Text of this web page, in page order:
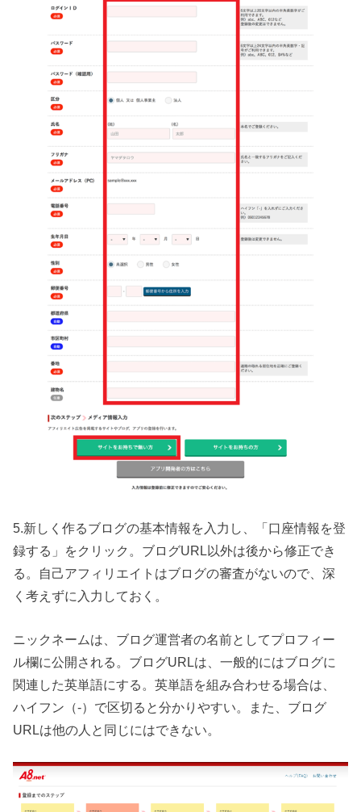
5.新しく作るブログの基本情報を入力し、「口座情報を登
録する」をクリック。ブログURL以外は後から修正でき
る。自己アフィリエイトはブログの審査がないので、深
く考えずに入力しておく。
ニックネームは、ブログ運営者の名前としてプロフィー
ル欄に公開される。ブログURLは、一般的にはブログに
関連した英単語にする。英単語を組み合わせる場合は、
ハイフン（-）で区切ると分かりやすい。また、ブログ
URLは他の人と同じにはできない。